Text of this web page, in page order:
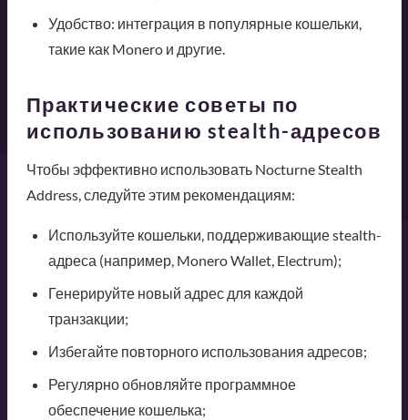
Удобство: интеграция в популярные кошельки,
такие как Monero и другие.
Практические советы по
использованию stealth-адресов
Чтобы эффективно использовать Nocturne Stealth
Address, следуйте этим рекомендациям:
Используйте кошельки, поддерживающие stealth-
адреса (например, Monero Wallet, Electrum);
Генерируйте новый адрес для каждой
транзакции;
Избегайте повторного использования адресов;
Регулярно обновляйте программное
обеспечение кошелька;